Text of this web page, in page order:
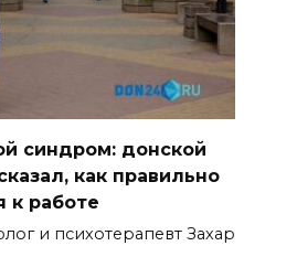
синдром: донской
как правильно
к работе
и психотерапевт Захар